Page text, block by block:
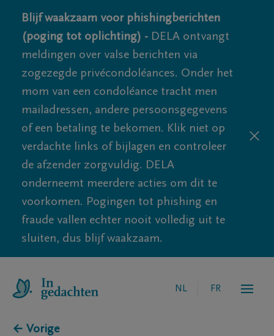
Blijf waakzaam voor phishingberichten
(poging tot oplichting) - DELA ontvangt
meldingen over valse berichten via
zogezegde privécondoléances. Onder het
mom van een condoléance tracht men
mailadressen, andere persoonsgegevens
of een betaling te bekomen. Klik niet op
verdachte links of bijlagen en controleer
de afzender zorgvuldig. DELA
onderneemt meerdere acties om dit te
voorkomen. Pogingen tot phishing en
fraude vallen echter nooit volledig uit te
sluiten, dus blijf waakzaam.
NL FR
← Vorige